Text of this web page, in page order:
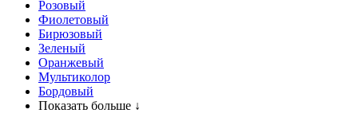
Розовый
Фиолетовый
Бирюзовый
Зеленый
Оранжевый
Мультиколор
Бордовый
Показать больше ↓